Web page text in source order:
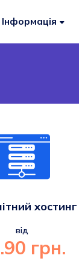
Інформація
хостинг
від
грн.